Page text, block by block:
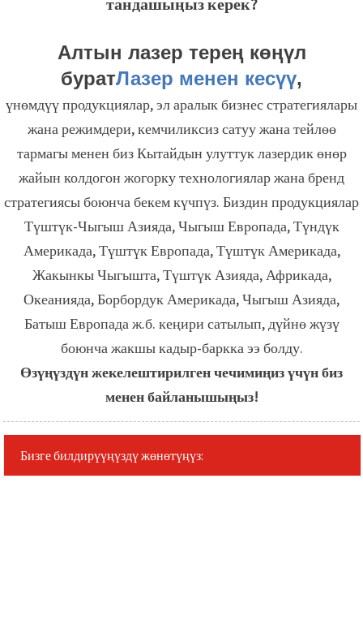
Алтын лазер терең көңүл
буратЛазер менен кесүү,
үнөмдүү продукциялар, эл аралык бизнес стратегиялары
жана режимдери, кемчиликсиз сатуу жана тейлөө
тармагы менен биз Кытайдын улуттук лазердик өнөр
жайын колдогон жогорку технологиялар жана бренд
стратегиясы боюнча бекем күчпүз. Биздин продукциялар
Түштүк-Чыгыш Азияда, Чыгыш Европада, Түндүк
Америкада, Түштүк Европада, Түштүк Америкада,
Жакынкы Чыгышта, Түштүк Азияда, Африкада,
Океанияда, Борбордук Америкада, Чыгыш Азияда,
Батыш Европада ж.б. кеңири сатылып, дүйнө жүзү
боюнча жакшы кадыр-баркка ээ болду.
Өзүңүздүн жекелештирилген чечимиңиз үчүн биз
менен байланышыңыз!
Бизге билдирүүңүздү жөнөтүңүз: